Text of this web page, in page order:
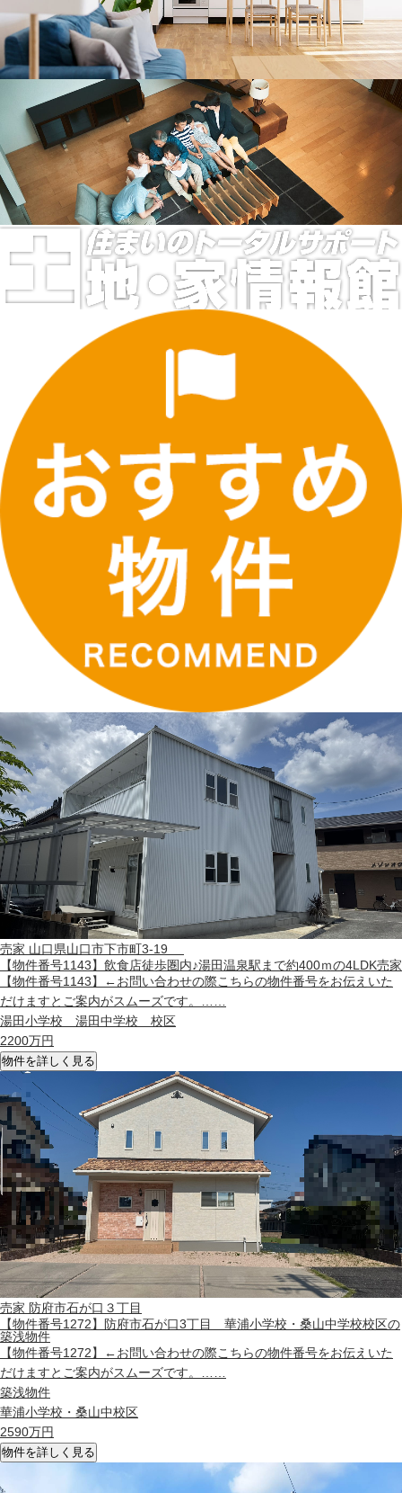
売家 山口県山口市下市町3-19
【物件番号1143】飲食店徒歩圏内♪湯田温泉駅まで約400ｍの4LDK売家
【物件番号1143】←お問い合わせの際こちらの物件番号をお伝えいた
だけますとご案内がスムーズです。……
湯田小学校 湯田中学校 校区
2200万円
物件を詳しく見る
売家 防府市石が口３丁目
【物件番号1272】防府市石が口3丁目 華浦小学校・桑山中学校校区の
築浅物件
【物件番号1272】←お問い合わせの際こちらの物件番号をお伝えいた
だけますとご案内がスムーズです。……
築浅物件
華浦小学校・桑山中校区
2590万円
物件を詳しく見る